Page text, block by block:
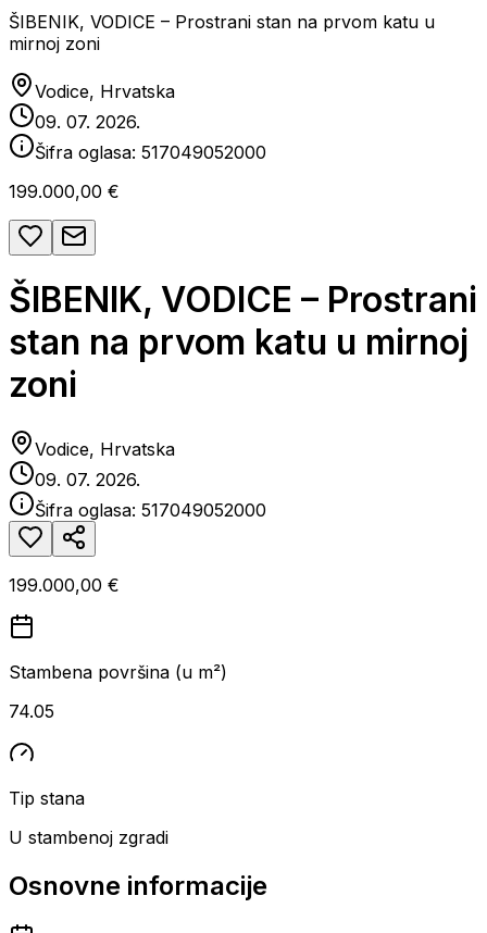
ŠIBENIK, VODICE – Prostrani stan na prvom katu u
mirnoj zoni
Vodice, Hrvatska
09. 07. 2026.
Šifra oglasa: 517049052000
199.000,00 €
ŠIBENIK, VODICE – Prostrani
stan na prvom katu u mirnoj
zoni
Vodice, Hrvatska
09. 07. 2026.
Šifra oglasa: 517049052000
199.000,00 €
Stambena površina (u m²)
74.05
Tip stana
U stambenoj zgradi
Osnovne informacije